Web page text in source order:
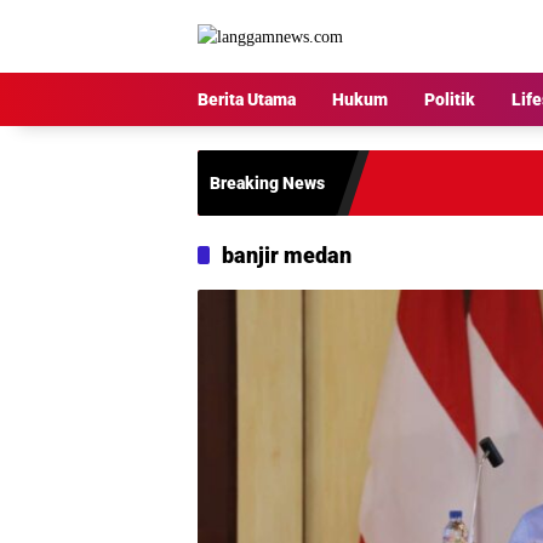
Berita Utama Hukum Politik
Breaking News
banjir medan